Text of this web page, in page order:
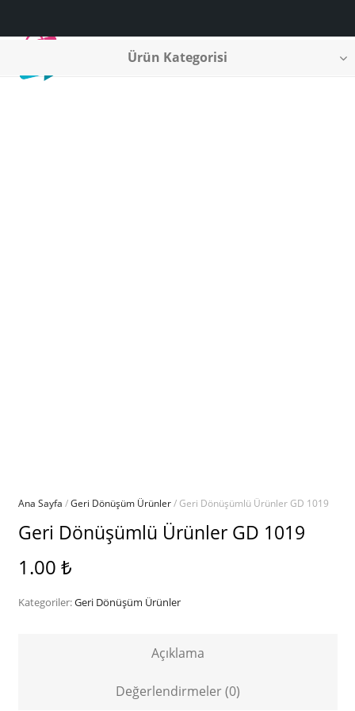
Ürün Kategorisi
Ana Sayfa /Geri Dönüşüm Ürünler/ Geri Dönüşümlü Ürünler GD 1019
Geri Dönüşümlü Ürünler GD 1019
1.00 ₺
Kategoriler:Geri Dönüşüm Ürünler
Açıklama
Değerlendirmeler (0)